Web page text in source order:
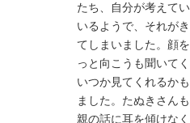
たち、自分が考えて
いるようで、それが
てしまいました。顔
っと向こうも聞いて
いつか見てくれるか
ました。たぬきさん
親の話に耳を傾けな